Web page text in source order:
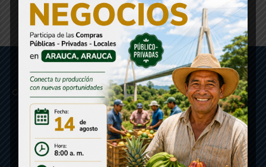
Gobernación de Arauca